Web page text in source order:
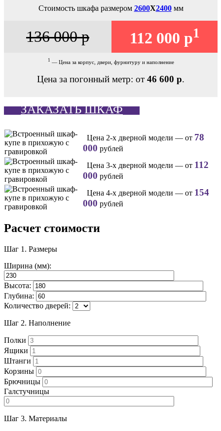
Стоимость шкафа размером 2600Х2400мм
136 000 р 112 000 р1
1 — Цена за корпус, двери, фурнитуру и наполнение
Цена за погонный метр: от 46 600 р.
ЗАКАЗАТЬ ШКАФ
Цена 2-х дверной модели — от 78
000 рублей
Цена 3-х дверной модели — от 112
000 рублей
Цена 4-х дверной модели — от 154
000 рублей
Расчет стоимости
Шаг 1. Размеры
Ширина (мм):
Высота:
Глубина:
Количество дверей:
Шаг 2. Наполнение
Полки
Ящики
Штанги
Корзины
Брючницы
Галстучницы
Шаг 3. Материалы